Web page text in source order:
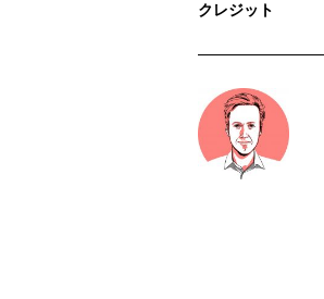
クレジット